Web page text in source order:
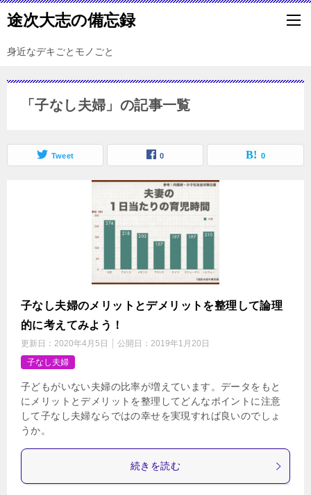
途次大志の備忘録
身近なデキごとモノごと
「子なし夫婦」の記事一覧
Tweet 0 0
子なし夫婦のメリットとデメリットを整理して論理
的に考えてみよう！
更新日： 2020年4月5日 公開日： 2019年1月20日
子なし夫婦
子どもがいない夫婦の比率が増えています。データをもと
にメリットとデメリットを整理してどんなポイントに注意
して子なし夫婦ならではの幸せを実現すれば良いのでしょ
うか。
続きを読む